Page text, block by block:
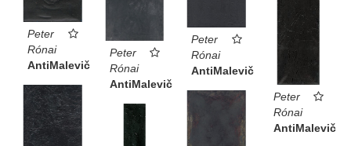
Peter
Rónai
AntiMalevič
Peter
Rónai
AntiMalevič
Peter
Rónai
AntiMalevič
Peter
Rónai
AntiMalevič